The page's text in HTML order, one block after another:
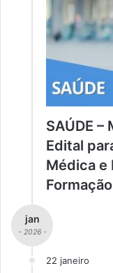
SAÚDE
Edital
Médica e
jan
- 2026 -
22 janeiro